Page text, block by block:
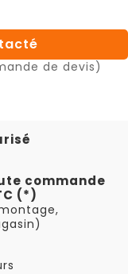
de devis)
commande
(*)